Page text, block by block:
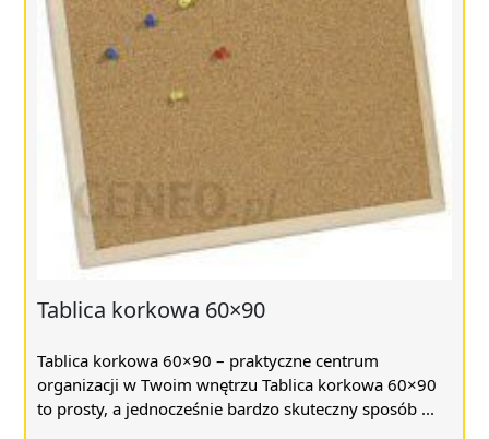
Tablica korkowa 60×90
Tablica korkowa 60×90 – praktyczne centrum
organizacji w Twoim wnętrzu Tablica korkowa 60×90
to prosty, a jednocześnie bardzo skuteczny sposób ...